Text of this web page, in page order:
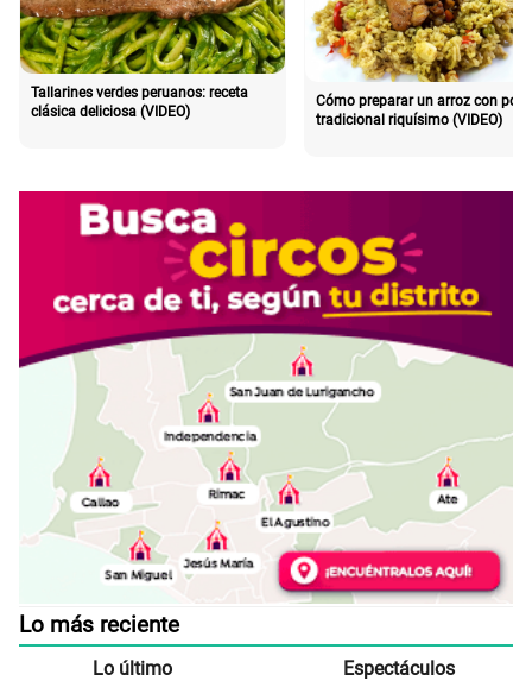
Tallarines verdes peruanos: receta
clásica deliciosa (VIDEO)
Cómo preparar un arroz con pollo
tradicional riquísimo (VIDEO)
Lo más reciente
Lo último Espectáculos